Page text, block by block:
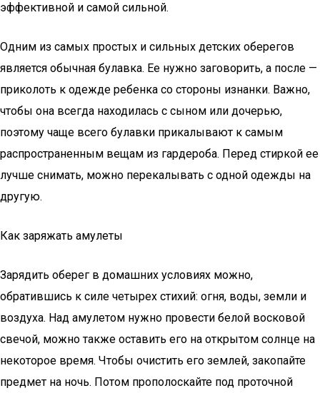
эффективной и самой сильной.
Одним из самых простых и сильных детских оберегов
является обычная булавка. Ее нужно заговорить, а после —
приколоть к одежде ребенка со стороны изнанки. Важно,
чтобы она всегда находилась с сыном или дочерью,
поэтому чаще всего булавки прикалывают к самым
распространенным вещам из гардероба. Перед стиркой ее
лучше снимать, можно перекалывать с одной одежды на
другую.
Как заряжать амулеты
Зарядить оберег в домашних условиях можно,
обратившись к силе четырех стихий: огня, воды, земли и
воздуха. Над амулетом нужно провести белой восковой
свечой, можно также оставить его на открытом солнце на
некоторое время. Чтобы очистить его землей, закопайте
предмет на ночь. Потом прополоскайте под проточной